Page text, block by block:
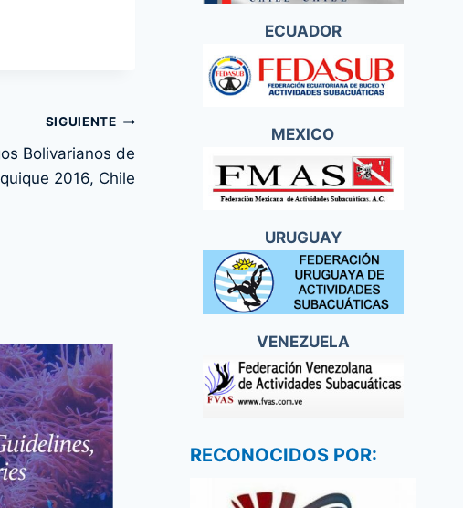
SIGUIENTE
Bolivarianos de
2016, Chile
ECUADOR
MEXICO
URUGUAY
VENEZUELA
RECONOCIDOS POR: